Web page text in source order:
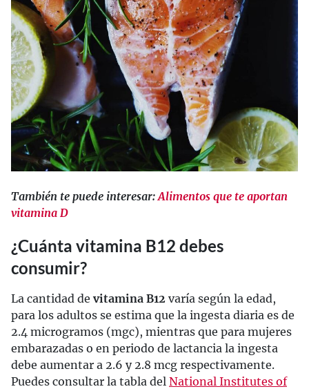
También te puede interesar: Alimentos que te aportan
vitamina D
¿Cuánta vitamina B12 debes
consumir?
La cantidad de vitamina B12 varía según la edad,
para los adultos se estima que la ingesta diaria es de
2.4 microgramos (mgc), mientras que para mujeres
embarazadas o en periodo de lactancia la ingesta
debe aumentar a 2.6 y 2.8 mcg respectivamente.
Puedes consultar la tabla del National Institutes of